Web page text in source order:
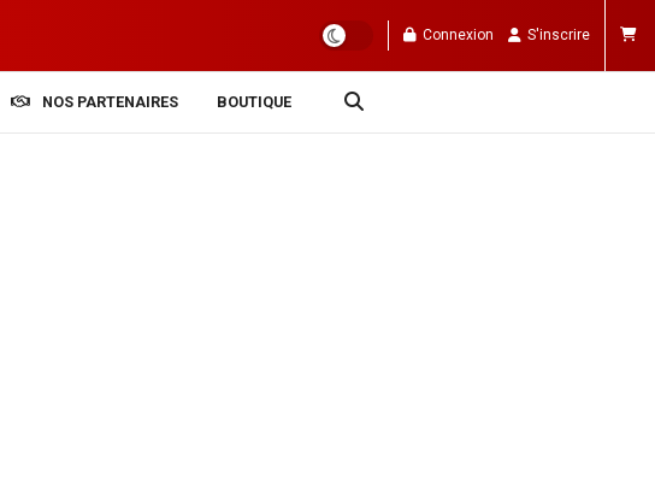
Connexion S'inscrire
NOS PARTENAIRES BOUTIQUE